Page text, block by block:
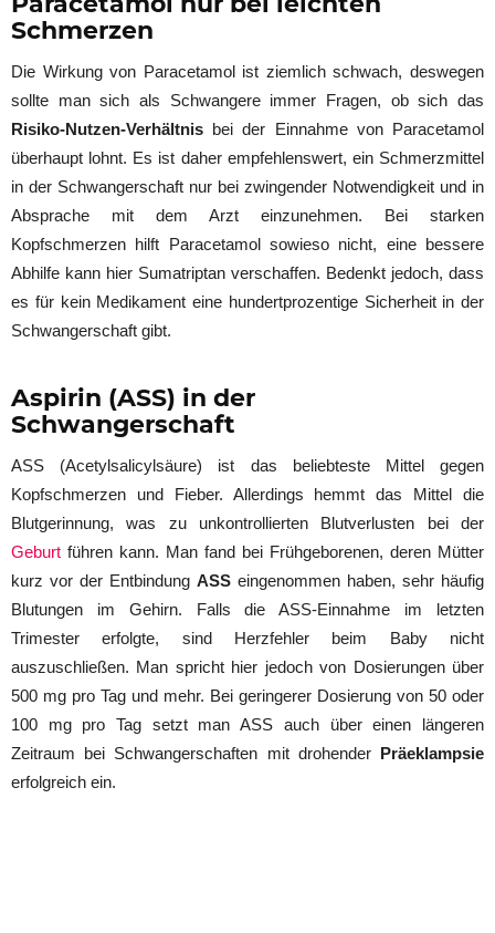
Schmerzen
Die Wirkung von Paracetamol ist ziemlich schwach, deswegen
sollte man sich als Schwangere immer Fragen, ob sich das
Risiko-Nutzen-Verhältnis bei der Einnahme von Paracetamol
überhaupt lohnt. Es ist daher empfehlenswert, ein Schmerzmittel
in der Schwangerschaft nur bei zwingender Notwendigkeit und in
Absprache mit dem Arzt einzunehmen. Bei starken
Kopfschmerzen hilft Paracetamol sowieso nicht, eine bessere
Abhilfe kann hier Sumatriptan verschaffen. Bedenkt jedoch, dass
es für kein Medikament eine hundertprozentige Sicherheit in der
Schwangerschaft gibt.
Aspirin (ASS) in der
Schwangerschaft
ASS (Acetylsalicylsäure) ist das beliebteste Mittel gegen
Kopfschmerzen und Fieber. Allerdings hemmt das Mittel die
Blutgerinnung, was zu unkontrollierten Blutverlusten bei der
Geburt führen kann. Man fand bei Frühgeborenen, deren Mütter
kurz vor der Entbindung ASS eingenommen haben, sehr häufig
Blutungen im Gehirn. Falls die ASS-Einnahme im letzten
Trimester erfolgte, sind Herzfehler beim Baby nicht
auszuschließen. Man spricht hier jedoch von Dosierungen über
500 mg pro Tag und mehr. Bei geringerer Dosierung von 50 oder
100 mg pro Tag setzt man ASS auch über einen längeren
Zeitraum bei Schwangerschaften mit drohender Präeklampsie
erfolgreich ein.